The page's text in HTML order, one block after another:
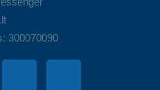
300070090